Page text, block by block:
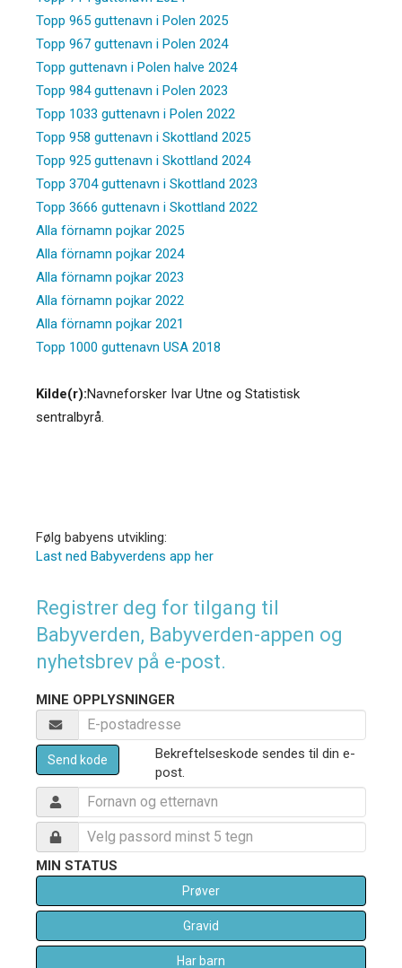
Topp 965 guttenavn i Polen 2025
Topp 967 guttenavn i Polen 2024
Topp guttenavn i Polen halve 2024
Topp 984 guttenavn i Polen 2023
Topp 1033 guttenavn i Polen 2022
Topp 958 guttenavn i Skottland 2025
Topp 925 guttenavn i Skottland 2024
Topp 3704 guttenavn i Skottland 2023
Topp 3666 guttenavn i Skottland 2022
Alla förnamn pojkar 2025
Alla förnamn pojkar 2024
Alla förnamn pojkar 2023
Alla förnamn pojkar 2022
Alla förnamn pojkar 2021
Topp 1000 guttenavn USA 2018
Kilde(r):Navneforsker Ivar Utne og Statistisk
sentralbyrå.
Følg babyens utvikling:
Last ned Babyverdens app her
Registrer deg for tilgang til
Babyverden, Babyverden-appen og
nyhetsbrev på e-post.
MINE OPPLYSNINGER
Send kode
Bekreftelseskode sendes til din e-
post.
MIN STATUS
Prøver
Gravid
Har barn